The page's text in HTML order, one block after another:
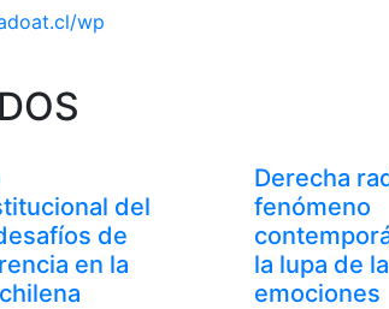
wp
del
de
en la
Derecha
fenómeno
la lupa de
emociones